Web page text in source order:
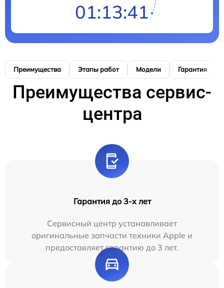
01:13:40
Преимущества Этапы работ Модели Гарантия
Преимущества сервис-
центра
Гарантия до 3-х лет
Сервисный центр устанавливает
оригинальные запчасти техники Apple и
предоставляет гарантию до 3 лет.